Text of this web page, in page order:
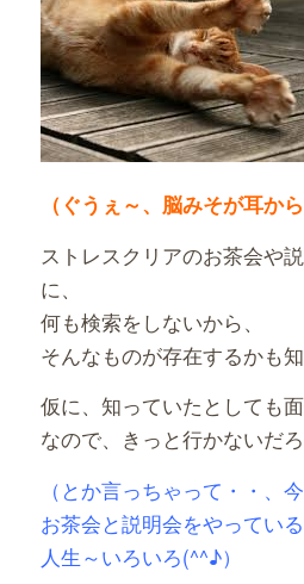
（ぐうぇ～、脳みそが耳か
ストレスクリアのお茶会や
に、
何も検索をしないから、
そんなものが存在するかも知
仮に、知っていたとしても
なので、きっと行かないだろ
（とか言っちゃって・・、
お茶会と説明会をやっている
人生～いろいろ(^^♪）